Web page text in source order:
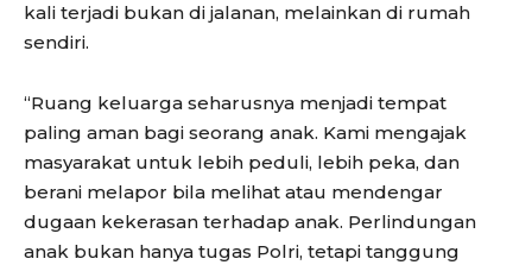
kali terjadi bukan di jalanan, melainkan di rumah
sendiri.
“Ruang keluarga seharusnya menjadi tempat
paling aman bagi seorang anak. Kami mengajak
masyarakat untuk lebih peduli, lebih peka, dan
berani melapor bila melihat atau mendengar
dugaan kekerasan terhadap anak. Perlindungan
anak bukan hanya tugas Polri, tetapi tanggung